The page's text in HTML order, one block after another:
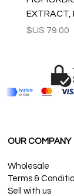
EXTRACT,
السعر
OUR COMPANY
Wholesale
Terms &
Sell with us